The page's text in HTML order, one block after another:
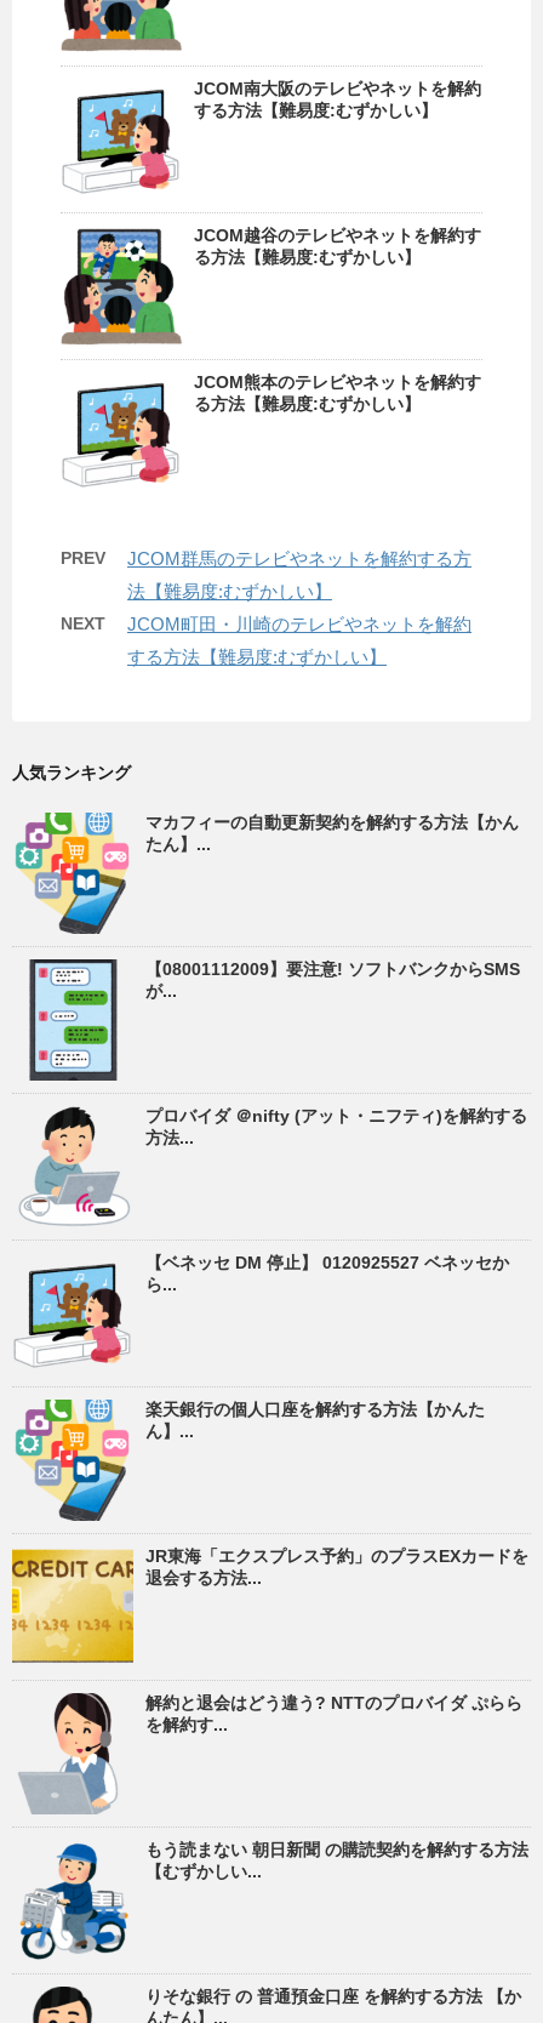
JCOM南大阪のテレビやネットを解約
する方法【難易度:むずかしい】
JCOM越谷のテレビやネットを解約す
る方法【難易度:むずかしい】
JCOM熊本のテレビやネットを解約す
る方法【難易度:むずかしい】
PREV
JCOM群馬のテレビやネットを解約する方
法【難易度:むずかしい】
NEXT
JCOM町田・川崎のテレビやネットを解約
する方法【難易度:むずかしい】
人気ランキング
マカフィーの自動更新契約を解約する方法【かん
たん】...
【08001112009】要注意! ソフトバンクからSMS
が...
プロバイダ ＠nifty (アット・ニフティ)を解約する
方法...
【ベネッセ DM 停止】 0120925527 ベネッセか
ら...
楽天銀行の個人口座を解約する方法【かんた
ん】...
JR東海「エクスプレス予約」のプラスEXカードを
退会する方法...
解約と退会はどう違う? NTTのプロバイダ ぷらら
を解約す...
もう読まない 朝日新聞 の購読契約を解約する方法
【むずかしい...
りそな銀行 の 普通預金口座 を解約する方法 【か
んたん】...